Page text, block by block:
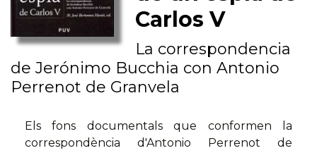
Carlos V
La correspondencia
de Jerónimo Bucchia con Antonio
Perrenot de Granvela
Els fons documentals que conformen la
correspondència d'Antonio Perrenot de